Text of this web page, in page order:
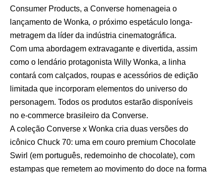
Consumer Products, a Converse homenageia o
lançamento de Wonka, o próximo espetáculo longa-
metragem da líder da indústria cinematográfica.
Com uma abordagem extravagante e divertida, assim
como o lendário protagonista Willy Wonka, a linha
contará com calçados, roupas e acessórios de edição
limitada que incorporam elementos do universo do
personagem. Todos os produtos estarão disponíveis
no e-commerce brasileiro da Converse.
A coleção Converse x Wonka cria duas versões do
icônico Chuck 70: uma em couro premium Chocolate
Swirl (em português, redemoinho de chocolate), com
estampas que remetem ao movimento do doce na forma